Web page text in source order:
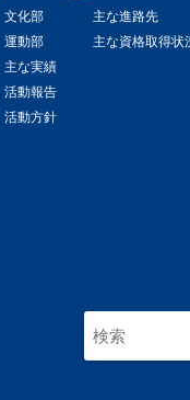
文化部
運動部
主な実績
活動報告
活動方針
主な進路先
主な資格取得状